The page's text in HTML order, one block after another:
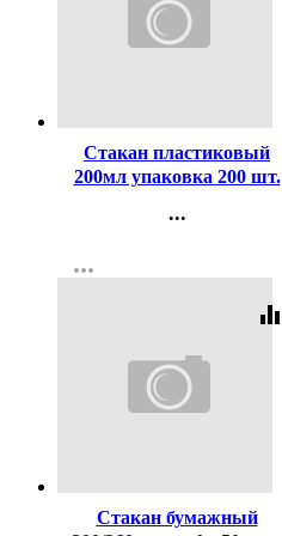
Стакан пластиковый
200мл упаковка 200 шт.
...
Регистрация
more_horiz
equalizer
Стакан бумажный